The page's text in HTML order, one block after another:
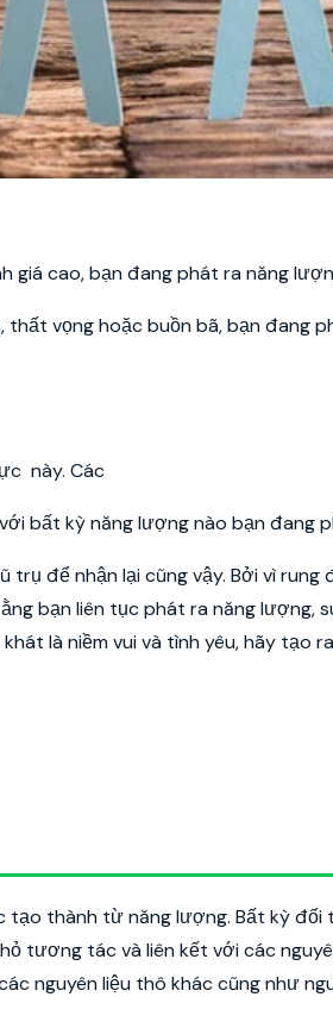
giá cao, bạn đang phát ra năng
thất vọng hoặc buồn bã, bạn đang
này. Các
bất kỳ năng lượng nào bạn đang
để nhận lại cũng vậy. Bởi vì rung
bạn liên tục phát ra năng lượng,
là niềm vui và tình yêu, hãy tạo
thành từ năng lượng. Bất kỳ đối
tương tác và liên kết với các
nguyên liệu thô khác cũng như